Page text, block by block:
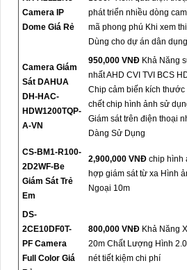
Camera IP
Dome Giá Rẻ
phát triển nhiều dòng
mã phong phú Khi xem
Dùng cho dự án dân
Camera Giám
Sát DAHUA
DH-HAC-
HDW1200TQP-
A-VN
950,000 VNĐ Khả Năng
nhất AHD CVI TVI BCS
Chip cảm biến kích
chết chip hình ảnh sử
Giám sát trên điện thoại
Dàng Sử Dụng
CS-BM1-R100-
2D2WF-Be
Giám Sát Trẻ
Em
2,900,000 VNĐ chip hình
hợp giám sát từ xa Hình
Ngoại 10m
DS-
2CE10DF0T-
PF Camera
Full Color Giá
800,000 VNĐ Khả Năng
20m Chất Lượng Hình
nét tiết kiệm chi phí